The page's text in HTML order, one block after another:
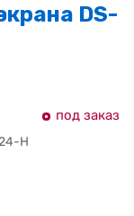
DS-
под заказ